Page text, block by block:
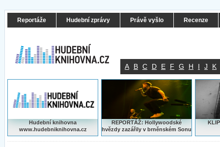
Reportáže Hudební zprávy Právě vyšlo Recenze
A B C D E F G H I J K
Hudební knihovna
www.hudebniknihovna.cz
REPORTÁŽ: Hollywoodské
hvězdy zazářily v brněnském Sonu